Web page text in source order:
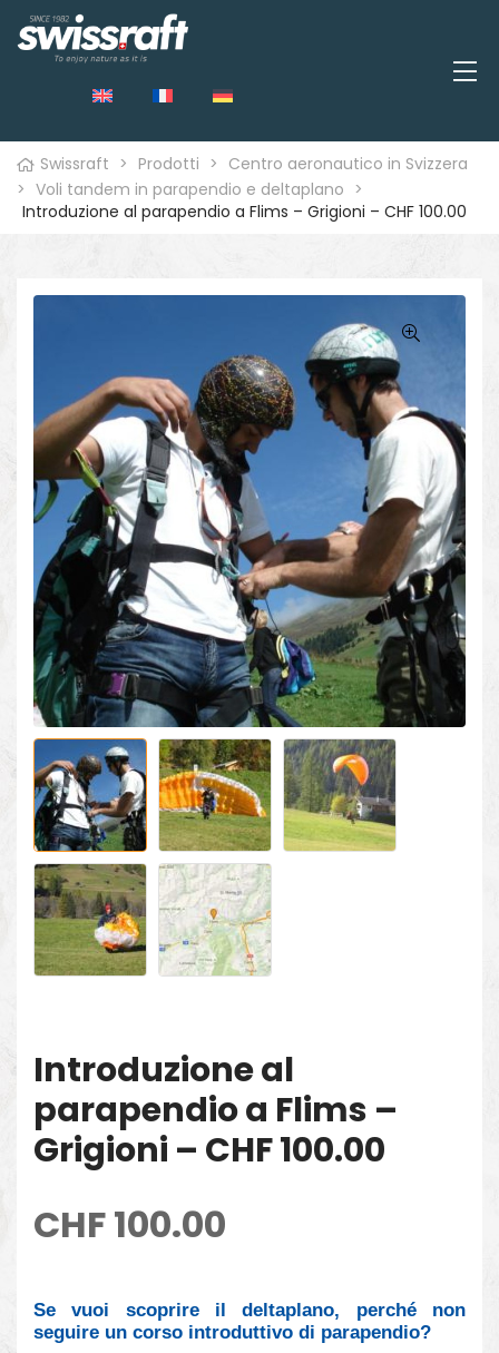
Swissraft > Prodotti > Centro aeronautico in Svizzera
> Voli tandem in parapendio e deltaplano >
Introduzione al parapendio a Flims – Grigioni – CHF 100.00
Introduzione al
parapendio a Flims –
Grigioni – CHF 100.00
CHF100.00
Se vuoi scoprire il deltaplano, perché non
seguire un corso introduttivo di parapendio?